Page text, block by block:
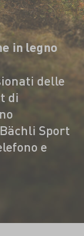
in legno
delle
di
Sport
e